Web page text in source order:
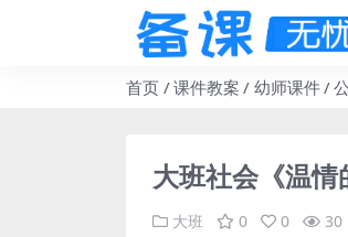
首页 课件教案 幼师课件
大班社会《温情
大班 0 0 30